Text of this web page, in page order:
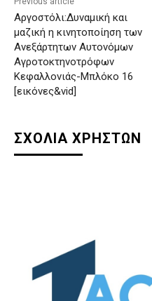
Αργοστόλι:Δυναμική και
μαζική η κινητοποίηση των
Ανεξάρτητων Αυτονόμων
Αγροτοκτηνοτρόφων
Κεφαλλονιάς-Μπλόκο 16
[εικόνες&vid]
ΣΧΟΛΙΑ ΧΡΗΣΤΩΝ